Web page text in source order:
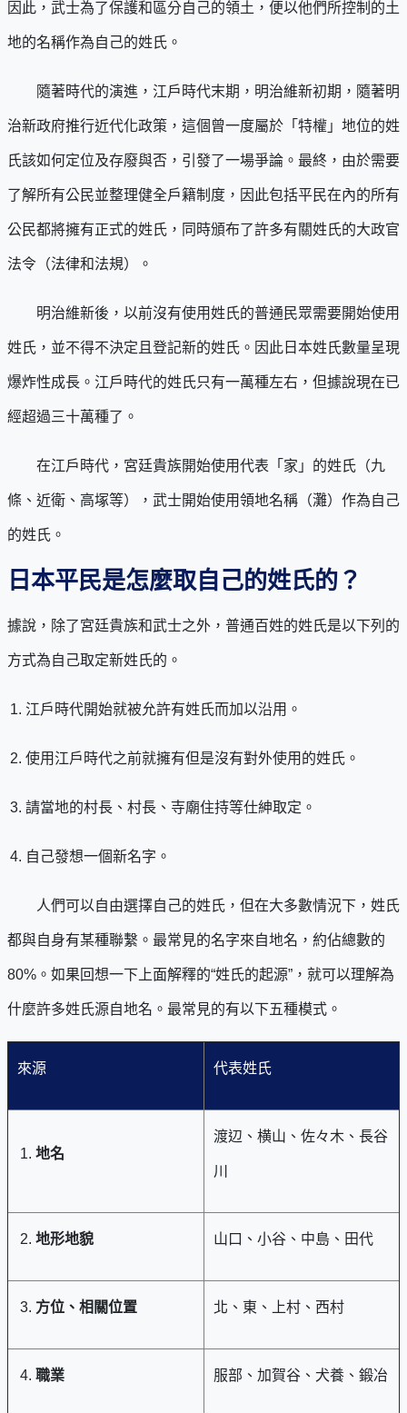
因此，武士為了保護和區分自己的領土，便以他們所控制的土
地的名稱作為自己的姓氏。
隨著時代的演進，江戶時代末期，明治維新初期，隨著明
治新政府推行近代化政策，這個曾一度屬於「特權」地位的姓
氏該如何定位及存廢與否，引發了一場爭論。最終，由於需要
了解所有公民並整理健全戶籍制度，因此包括平民在內的所有
公民都將擁有正式的姓氏，同時頒布了許多有關姓氏的大政官
法令（法律和法規）。
明治維新後，以前沒有使用姓氏的普通民眾需要開始使用
姓氏，並不得不決定且登記新的姓氏。因此日本姓氏數量呈現
爆炸性成長。江戶時代的姓氏只有一萬種左右，但據說現在已
經超過三十萬種了。
在江戶時代，宮廷貴族開始使用代表「家」的姓氏（九
條、近衛、高塚等），武士開始使用領地名稱（灘）作為自己
的姓氏。
日本平民是怎麼取自己的姓氏的？
據說，除了宮廷貴族和武士之外，普通百姓的姓氏是以下列的
方式為自己取定新姓氏的。
江戶時代開始就被允許有姓氏而加以沿用。
使用江戶時代之前就擁有但是沒有對外使用的姓氏。
請當地的村長、村長、寺廟住持等仕紳取定。
自己發想一個新名字。
人們可以自由選擇自己的姓氏，但在大多數情況下，姓氏
都與自身有某種聯繫。最常見的名字來自地名，約佔總數的
80%。如果回想一下上面解釋的“姓氏的起源”，就可以理解為
什麼許多姓氏源自地名。最常見的有以下五種模式。
來源 代表姓氏
地名
渡辺、横山、佐々木、長谷
川
地形地貌 山口、小谷、中島、田代
方位、相關位置 北、東、上村、西村
職業 服部、加賀谷、犬養、鍛冶